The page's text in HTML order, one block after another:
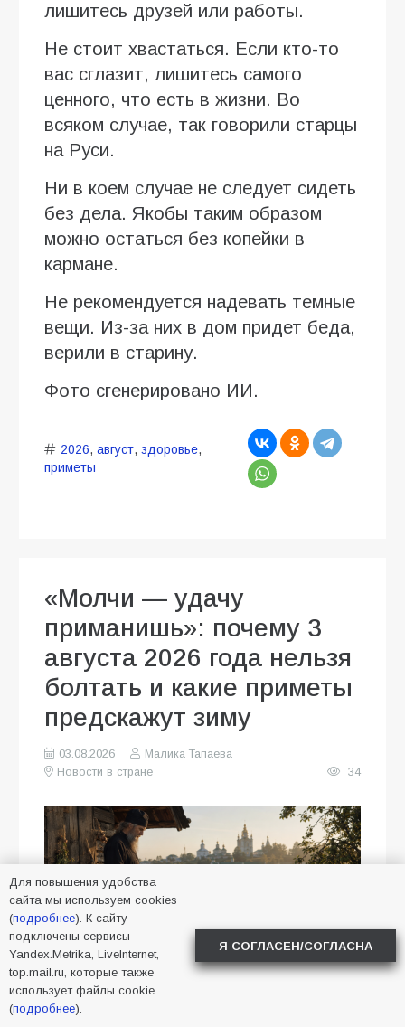
лишитесь друзей или работы.
Не стоит хвастаться. Если кто-то
вас сглазит, лишитесь самого
ценного, что есть в жизни. Во
всяком случае, так говорили старцы
на Руси.
Ни в коем случае не следует сидеть
без дела. Якобы таким образом
можно остаться без копейки в
кармане.
Не рекомендуется надевать темные
вещи. Из-за них в дом придет беда,
верили в старину.
Фото сгенерировано ИИ.
2026, август, здоровье,
приметы
«Молчи — удачу
приманишь»: почему 3
августа 2026 года нельзя
болтать и какие приметы
предскажут зиму
03.08.2026
Малика Тапаева
Новости в стране
34
Для повышения удобства
сайта мы используем cookies
(подробнее). К сайту
подключены сервисы
Yandex.Metrika, LiveInternet,
top.mail.ru, которые также
использует файлы cookie
(подробнее).
Я СОГЛАСЕН/СОГЛАСНА